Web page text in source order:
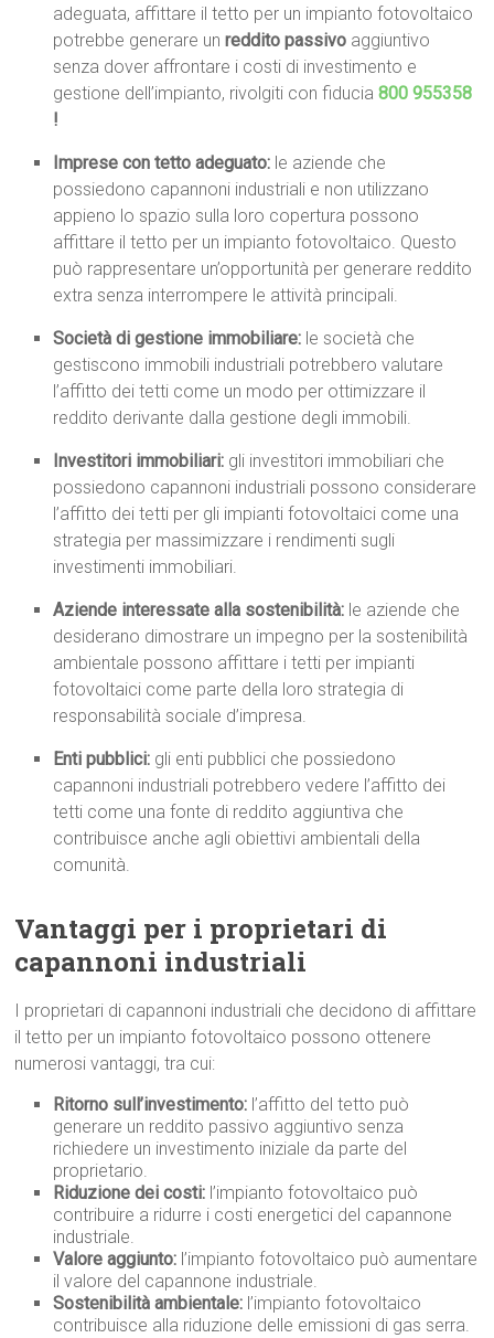
adeguata, affittare il tetto per un impianto fotovoltaico
potrebbe generare unreddito passivo aggiuntivo
senza dover affrontare i costi di investimento e
gestione dell’impianto, rivolgiti con fiducia800 955358
!
Imprese con tetto adeguato: le aziende che
possiedono capannoni industriali e non utilizzano
appieno lo spazio sulla loro copertura possono
affittare il tetto per un impianto fotovoltaico. Questo
può rappresentare un’opportunità per generare reddito
extra senza interrompere le attività principali.
Società di gestione immobiliare: le società che
gestiscono immobili industriali potrebbero valutare
l’affitto dei tetti come un modo per ottimizzare il
reddito derivante dalla gestione degli immobili.
Investitori immobiliari: gli investitori immobiliari che
possiedono capannoni industriali possono considerare
l’affitto dei tetti per gli impianti fotovoltaici come una
strategia per massimizzare i rendimenti sugli
investimenti immobiliari.
Aziende interessate alla sostenibilità: le aziende che
desiderano dimostrare un impegno per la sostenibilità
ambientale possono affittare i tetti per impianti
fotovoltaici come parte della loro strategia di
responsabilità sociale d’impresa.
Enti pubblici: gli enti pubblici che possiedono
capannoni industriali potrebbero vedere l’affitto dei
tetti come una fonte di reddito aggiuntiva che
contribuisce anche agli obiettivi ambientali della
comunità.
Vantaggi per i proprietari di
capannoni industriali
I proprietari di capannoni industriali che decidono di affittare
il tetto per un impianto fotovoltaico possono ottenere
numerosi vantaggi, tra cui:
Ritorno sull’investimento: l’affitto del tetto può
generare un reddito passivo aggiuntivo senza
richiedere un investimento iniziale da parte del
proprietario.
Riduzione dei costi: l’impianto fotovoltaico può
contribuire a ridurre i costi energetici del capannone
industriale.
Valore aggiunto: l’impianto fotovoltaico può aumentare
il valore del capannone industriale.
Sostenibilità ambientale: l’impianto fotovoltaico
contribuisce alla riduzione delle emissioni di gas serra.